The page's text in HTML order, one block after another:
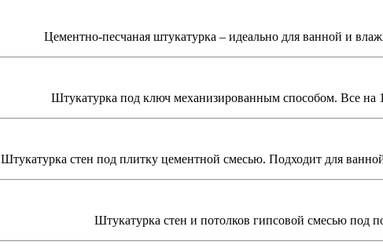
Цементно-песчаная штукатурка – идеально для ванной и
Штукатурка под ключ механизированным способом. Все на
Штукатурка стен под плитку цементной смесью. Подходит для
Штукатурка стен и потолков гипсовой смесью под